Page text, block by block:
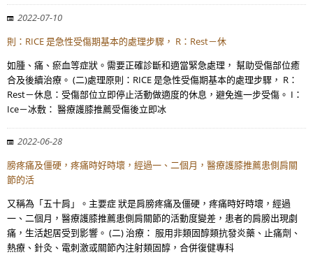
2022-07-10
則：RICE 是急性受傷期基本的處理步驟， R：Rest－休
如腫、痛、瘀血等症狀。需要正確診斷和適當緊急處理， 幫助受傷部位癒
合及後續治療。 (二)處理原則：RICE 是急性受傷期基本的處理步驟， R：
Rest－休息：受傷部位立即停止活動做適度的休息，避免進一步受傷。 I：
Ice－冰敷： 醫療護膝推薦受傷後立即冰
2022-06-28
膀疼痛及僵硬，疼痛時好時壞，經過一、二個月，醫療護膝推薦患側肩關
節的活
又稱為「五十肩」。主要症 狀是肩膀疼痛及僵硬，疼痛時好時壞，經過
一、二個月，醫療護膝推薦患側肩關節的活動度變差，患者的肩膀出現劇
痛，生活起居受到影響。 (二) 治療： 服用非類固醇類抗發炎藥、止痛劑、
熱療、針灸、電刺激或關節內注射類固醇，合併復健專科